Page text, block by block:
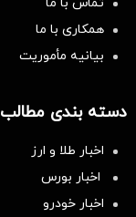
همکاری با ما
بیانیه مأموریت
دسته بندی مطالب
اخبار طلا و ارز
اخبار بورس
اخبار خودرو